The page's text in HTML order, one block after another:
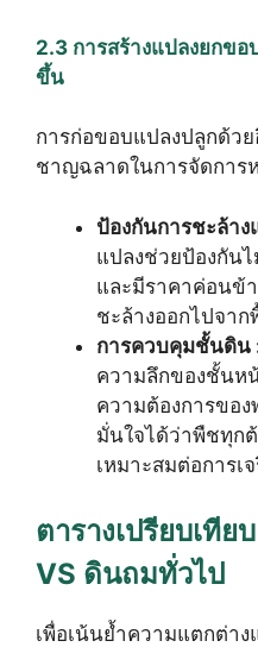
2.3 การสร้างแปลงยกข
ขึ้น
การก่อขอบแปลงปลูกด้ว
ชาญฉลาดในการจัดการ
ป้องกันการชะล้าง
แปลงช่วยป้องกัน
และมีราคาค่อนข้
ชะล้างออกไปจา
การควบคุมชั้นดิน
ความลึกของชั้นห
ความต้องการขอ
มั่นใจได้ว่าพืชทุก
เหมาะสมต่อการเ
ตารางเปรียบเที
VS ดินถมทั่วไป
เพื่อเน้นย้ำความแตกต่าง